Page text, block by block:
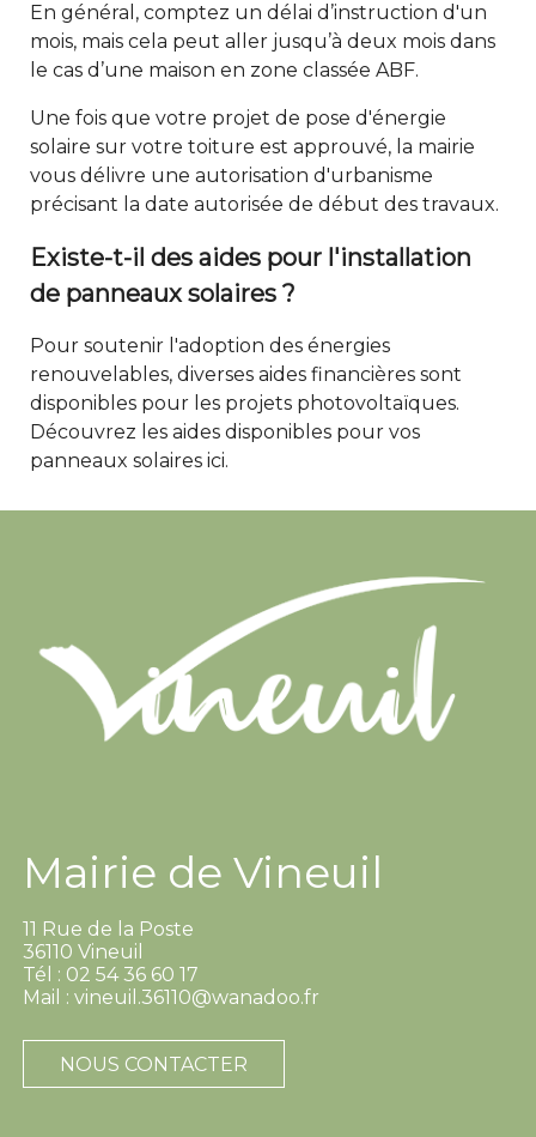
En général, comptez un délai d’instruction d'un
mois, mais cela peut aller jusqu’à deux mois dans
le cas d’une maison en zone classée ABF.
Une fois que votre projet de pose d'énergie
solaire sur votre toiture est approuvé, la mairie
vous délivre une autorisation d'urbanisme
précisant la date autorisée de début des travaux.
Existe-t-il des aides pour l'installation
de panneaux solaires ?
Pour soutenir l'adoption des énergies
renouvelables, diverses aides financières sont
disponibles pour les projets photovoltaïques.
Découvrez les aides disponibles pour vos
panneaux solairesici.
Mairie de Vineuil
11 Rue de la Poste
36110 Vineuil
Tél : 02 54 36 60 17
Mail : vineuil.36110@wanadoo.fr
NOUS CONTACTER